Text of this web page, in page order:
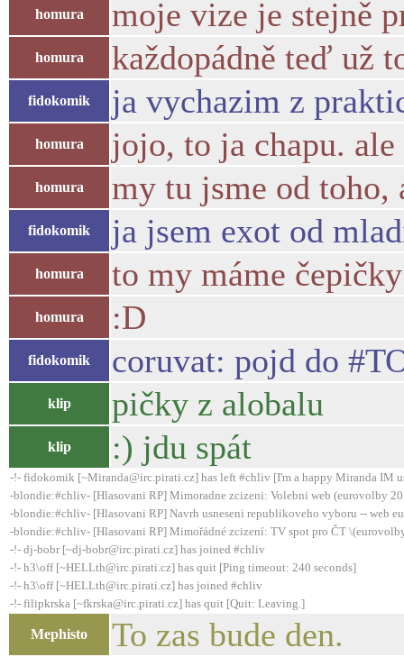
homura moje vize je stejně
homura každopádně teď už
fidokomik ja vychazim z
homura jojo, to ja chapu.
homura my tu jsme od
fidokomik ja jsem exot od
homura to my máme
homura :D
fidokomik coruvat: pojd do
klip pičky z alobalu
klip :) jdu spát
-!- fidokomik [~Miranda@irc.pirati.cz] has left #chliv [I'm a happy Miranda IM
-blondie:#chliv- [Hlasovani RP] Mimoradne zcizeni: Volebni web (eurovolby
-blondie:#chliv- [Hlasovani RP] Navrh usneseni republikoveho vyboru -- web
-blondie:#chliv- [Hlasovani RP] Mimořádné zcizení: TV spot pro ČT
-!- dj-bobr [~dj-bobr@irc.pirati.cz] has joined #chliv
-!- h3\off [~HELLth@irc.pirati.cz] has quit [Ping timeout: 240 seconds]
-!- h3\off [~HELLth@irc.pirati.cz] has joined #chliv
-!- filipkrska [~fkrska@irc.pirati.cz] has quit [Quit: Leaving.]
Mephisto To zas bude den.